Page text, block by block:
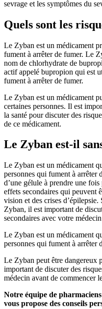
sevrage et les symptômes du
Quels sont les
Le Zyban est un médicament
fument à arrêter de fumer. Le
nom de chlorhydrate de
actif appelé bupropion qui est
fument à arrêter de fumer.
Le Zyban est un médicament
certaines personnes. Il est
la santé pour discuter des
de ce médicament.
Le Zyban est-il
Le Zyban est un médicament
personnes qui fument à arrêter
d’une gélule à prendre une
effets secondaires qui peuvent
vision et des crises
Zyban, il est important de
secondaires avec votre
Le Zyban est un médicament
personnes qui fument à arrêter
Le Zyban peut être dangereux
important de discuter des
médecin avant de commencer
Notre équipe de
vous propose des conseils